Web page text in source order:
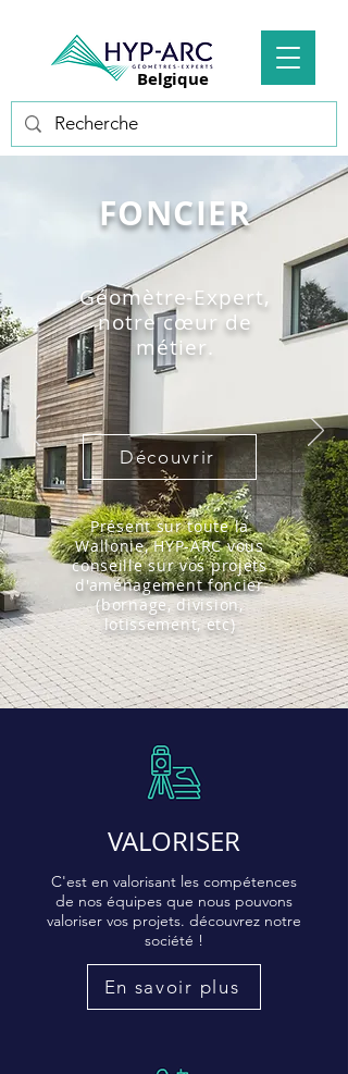
Belgique
FONCIER
Géomètre-Expert,
notre cœur de
métier.
Présent sur toute la
Wallonie, HYP-ARC vous
conseille sur vos projets
d'aménagement foncier
(bornage, division,
lotissement, etc)
Découvrir
VALORISER
C'est en valorisant les compétences
de nos équipes que nous pouvons
valoriser vos projets. découvrez notre
société !
En savoir plus